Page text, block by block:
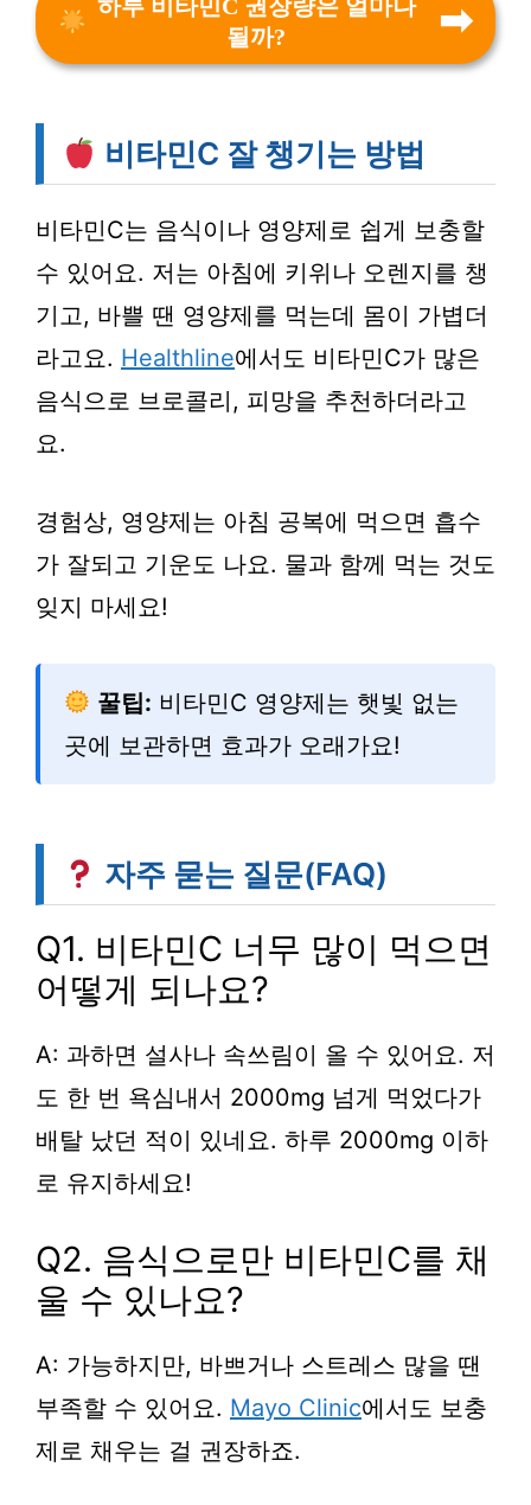
하루 비타민C 권장량은 얼마나
될까?
비타민C 잘 챙기는 방법
비타민C는 음식이나 영양제로 쉽게 보충할
수 있어요. 저는 아침에 키위나 오렌지를 챙
기고, 바쁠 땐 영양제를 먹는데 몸이 가볍더
라고요. Healthline에서도 비타민C가 많은
음식으로 브로콜리, 피망을 추천하더라고
요.
경험상, 영양제는 아침 공복에 먹으면 흡수
가 잘되고 기운도 나요. 물과 함께 먹는 것도
잊지 마세요!
꿀팁: 비타민C 영양제는 햇빛 없는
곳에 보관하면 효과가 오래가요!
자주 묻는 질문(FAQ)
Q1. 비타민C 너무 많이 먹으면
어떻게 되나요?
A: 과하면 설사나 속쓰림이 올 수 있어요. 저
도 한 번 욕심내서 2000mg 넘게 먹었다가
배탈 났던 적이 있네요. 하루 2000mg 이하
로 유지하세요!
Q2. 음식으로만 비타민C를 채
울 수 있나요?
A: 가능하지만, 바쁘거나 스트레스 많을 땐
부족할 수 있어요. Mayo Clinic에서도 보충
제로 채우는 걸 권장하죠.